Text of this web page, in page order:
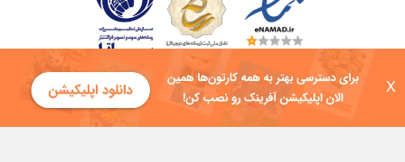
X
کلیه حقوق این سایت به شرکت توسعه فناوی هفت آسمان توکان تعلق دارد و